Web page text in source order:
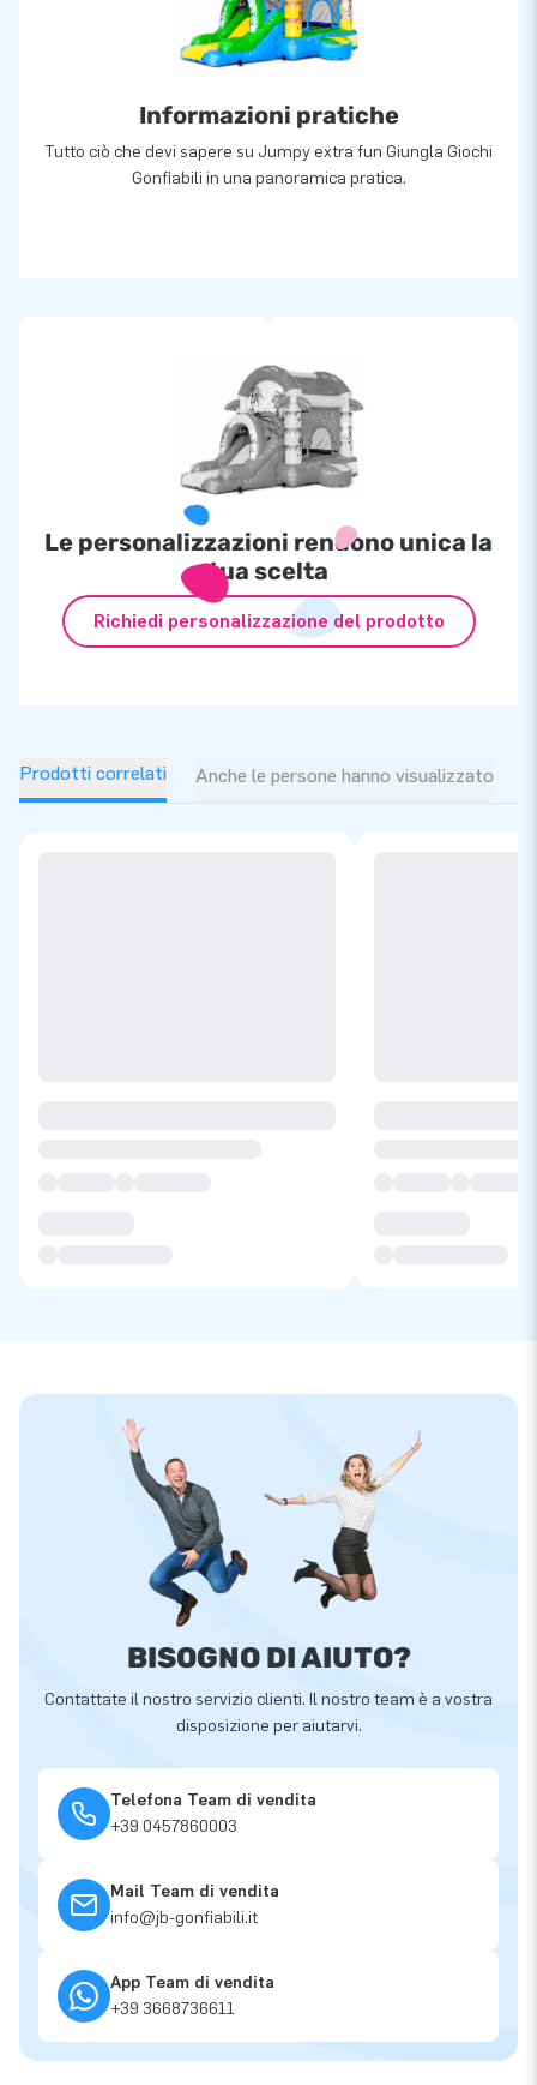
Informazioni pratiche
Tutto ciò che devi sapere su Jumpy extra fun Giungla Giochi
Gonfiabili in una panoramica pratica.
Le personalizzazioni rendono unica la
tua scelta
Richiedi personalizzazione del prodotto
Prodotti correlati Anche le persone hanno visualizzato
BISOGNO DI AIUTO?
Contattate il nostro servizio clienti. Il nostro team è a vostra
disposizione per aiutarvi.
Telefona Team di vendita
+39 0457860003
Mail Team di vendita
info@jb-gonfiabili.it
App Team di vendita
+39 3668736611